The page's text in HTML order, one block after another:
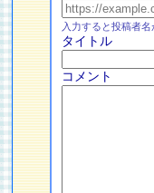
入力すると投稿者
タイトル
コメント